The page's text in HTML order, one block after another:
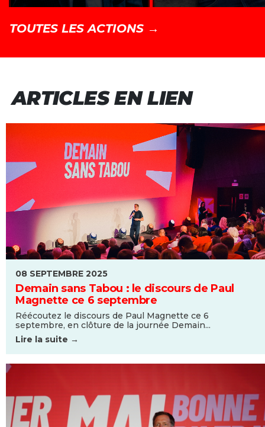
TOUTES LES ACTIONS →
ARTICLES EN LIEN
08 SEPTEMBRE 2025
Demain sans Tabou : le discours de Paul
Magnette ce 6 septembre
Réécoutez le discours de Paul Magnette ce 6
septembre, en clôture de la journée Demain...
Lire la suite →